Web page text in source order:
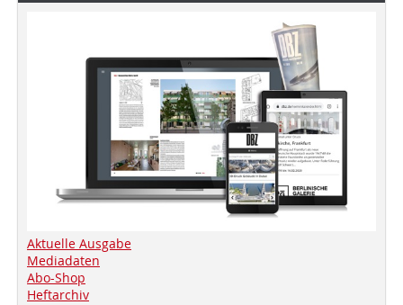
Aktuelle Ausgabe
Mediadaten
Abo-Shop
Heftarchiv